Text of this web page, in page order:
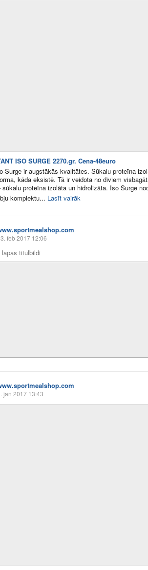
ISO SURGE 2270.gr. Cena-48euro
Surge ir augstākās kvalitātes. Sūkalu proteīna
kāda eksistē. Tā ir veidota no diviem
sūkalu proteīna izolāta un hidrolizāta. Iso Surge
komplektu... Lasīt vairāk
feb 2017 12:06
titulbildi
jan 2017 13:43